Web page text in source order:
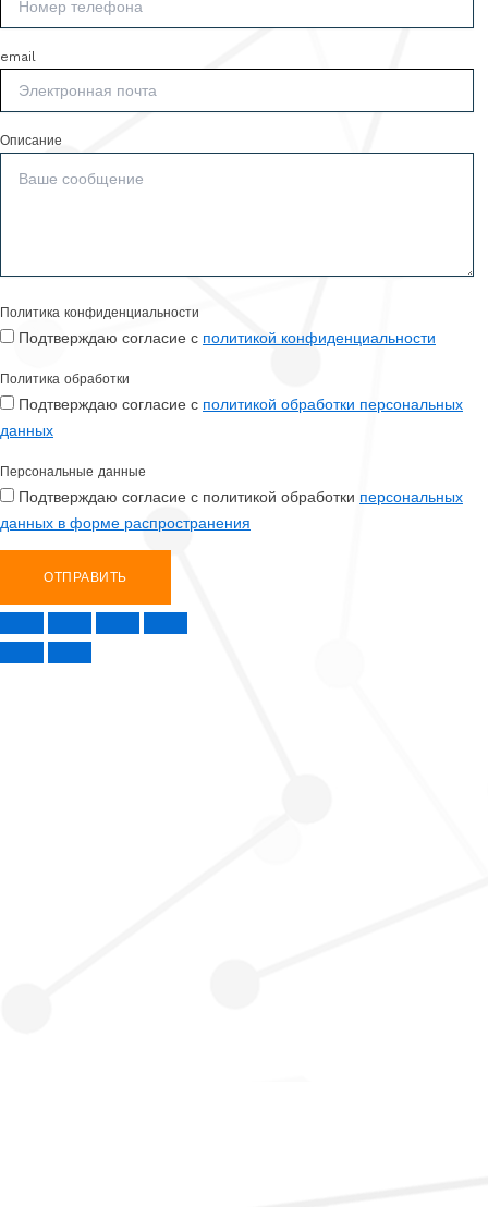
email
Описание
Политика конфиденциальности
Подтверждаю согласие с политикой конфиденциальности
Политика обработки
Подтверждаю согласие с политикой обработки персональных
данных
Персональные данные
Подтверждаю согласие с политикой обработки персональных
данных в форме распространения
ОТПРАВИТЬ